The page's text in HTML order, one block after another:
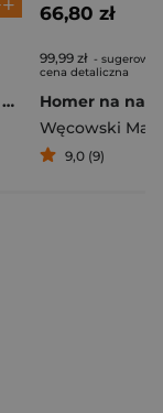
Pierogi z kimchi. Moje ulubione azjatyckie przepisy
66,80 zł
99,99 zł -
cena detaliczna
Węcowski
9,0 (9)